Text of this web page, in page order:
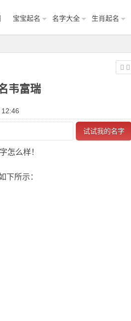
宝宝起名 名字大全 生肖起名
韦富瑞
试试我的名字
怎么样！
下所示：